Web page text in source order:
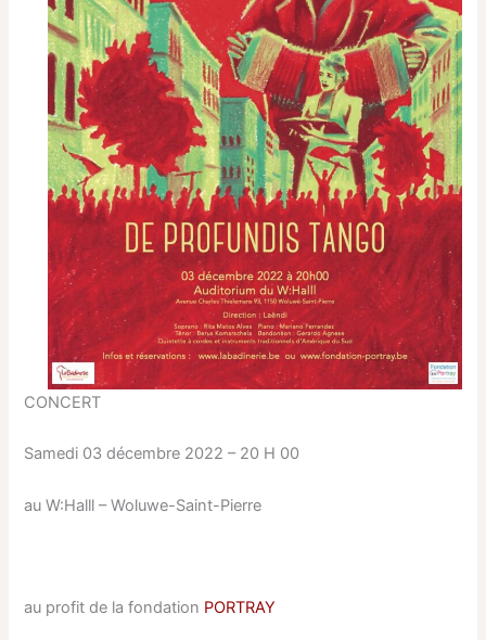
CONCERT
Samedi 03 décembre 2022 – 20 H 00
au W:Halll – Woluwe-Saint-Pierre
au profit de la fondation PORTRAY